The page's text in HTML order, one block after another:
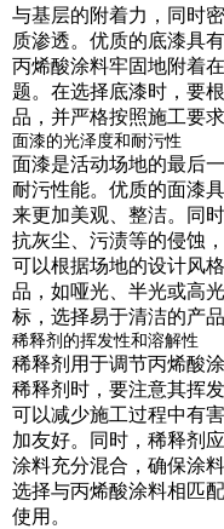
与基层的附着力，同时
质渗透。优质的底漆具
丙烯酸涂料牢固地附着
题。在选择底漆时，要
品，并严格按照施工要求
面漆的光泽度和耐污性
面漆是活动场地的最后
耐污性能。优质的面漆
来更加美观、整洁。同
抗灰尘、污渍等的侵蚀
可以根据场地的设计风
品，如哑光、半光或高
标，选择易于清洁的产品
稀释剂的挥发性和溶解性
稀释剂用于调节丙烯酸
稀释剂时，要注意其挥
可以减少施工过程中有
加友好。同时，稀释剂
涂料充分混合，确保涂
选择与丙烯酸涂料相匹
使用。